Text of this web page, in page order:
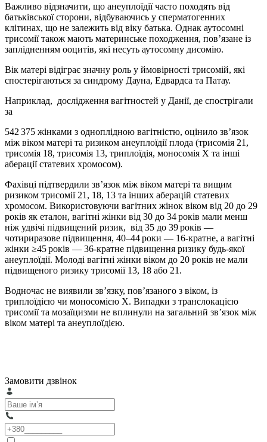
Важливо відзначити, що анеуплоїдії часто походять від
батьківської сторони, відбуваючись у сперматогенних
клітинах, що не залежить від віку батька. Однак аутосомні
трисомії також мають материнське походження, пов’язане із
заплідненням ооцитів, які несуть аутосомну дисомію.
Вік матері відіграє значну роль у ймовірності трисомій, які
спостерігаються за синдрому Дауна, Едвардса та Патау.
Наприклад, дослідження вагітностей у Данії, де спострігали
за
542 375 жінками з одноплідною вагітністю, оцінило зв’язок
між віком матері та ризиком анеуплоїдії плода (трисомія 21,
трисомія 18, трисомія 13, триплоїдія, моносомія X та інші
аберації статевих хромосом).
Фахівці підтвердили зв’язок між віком матері та вищим
ризиком трисомії 21, 18, 13 та інших аберацій статевих
хромосом. Використовуючи вагітних жінок віком від 20 до 29
років як еталон, вагітні жінки від 30 до 34 років мали менш
ніж удвічі підвищений ризик, від 35 до 39 років —
чотириразове підвищення, 40–44 роки — 16-кратне, а вагітні
жінки ≥45 років — 36-кратне підвищення ризику будь-якої
анеуплоїдії. Молоді вагітні жінки віком до 20 років не мали
підвищеного ризику трисомії 13, 18 або 21.
Водночас не виявили зв’язку, пов’язаного з віком, із
триплоїдією чи моносомією X. Випадки з транслокацією
трисомії та мозаїцизми не вплинули на загальний зв’язок між
віком матері та анеуплоїдією.
Замовити дзвінок